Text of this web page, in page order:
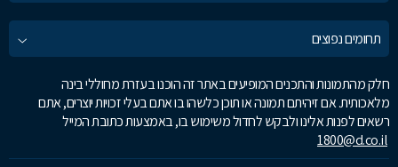
תחומים נפוצים
חלק מהתמונות והתכנים המופיעים באתר זה הוכנו בעזרת מחוללי בינה
מלאכותית. אם זיהיתם תמונה או תוכן כלשהו בו אתם בעלי זכויות יוצרים, אתם
רשאים לפנות אלינו ולבקש לחדול משימוש בו, באמצעות כתובת המייל
1800@d.co.il